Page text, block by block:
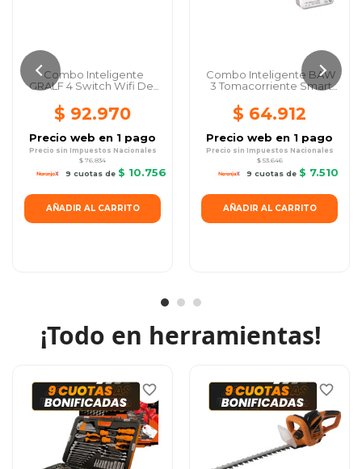
Combo Inteligente
GRALF 4 Switch Wifi De 1
$ 92.970
Precio web en 1 pago
Precio sin Impuestos Nacionales
$ 76.834
9 cuotas de $ 10.756
AÑADIR AL CARRITO
Combo Inteligente BAW
3 Tomacorriente Smart
$ 64.912
Precio web en 1 pago
Precio sin Impuestos Nacionales
$ 53.646
9 cuotas de $ 7.510
AÑADIR AL CARRITO
¡Todo en herramientas!
favorite_border favorite_border